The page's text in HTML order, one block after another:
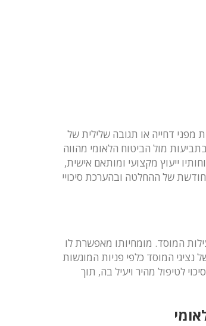
דחייה או תגובה שלילית של
מול הביטוח הלאומי מהווה
ייעוץ מקצועי ומותאם אישית,
של ההחלטה ובהערכת סיכויי
המוסד. מומחיותו מאפשרת לו
המוסד כלפי פניות המוגשות
לטיפול מהיר ויעיל בה, תוך